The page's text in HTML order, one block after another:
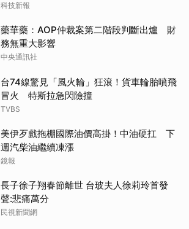
科技新報
藥華藥：AOP仲裁案第二階段判斷出爐 財
務無重大影響
中央通訊社
台74線驚見「風火輪」狂滾！貨車輪胎噴飛
冒火 特斯拉急閃險撞
TVBS
美伊歹戲拖棚國際油價高掛！中油硬扛 下
週汽柴油繼續凍漲
鏡報
長子徐子翔春節離世 台玻夫人徐莉玲首發
聲:悲痛萬分
民視新聞網